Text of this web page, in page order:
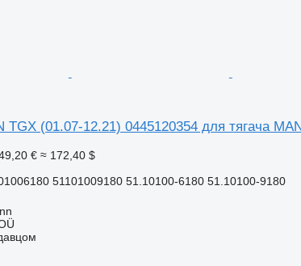
TGX (01.07-12.21) 0445120354 для тягача
€ ≈ 172,40 $
51101009180 51.10100-6180 51.10100-9180